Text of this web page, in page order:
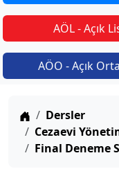
AÖL - Açık
AÖO - Açık
Anasayfa
Dersler
Cezaevi
Final Deneme